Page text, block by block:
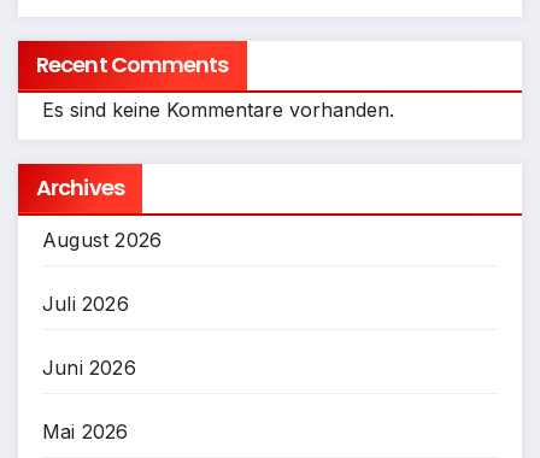
Recent Comments
Es sind keine Kommentare vorhanden.
Archives
August 2026
Juli 2026
Juni 2026
Mai 2026